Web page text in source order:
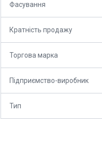
Фасування
Кратність продажу
Торгова марка
Підприємство-виробник
Тип